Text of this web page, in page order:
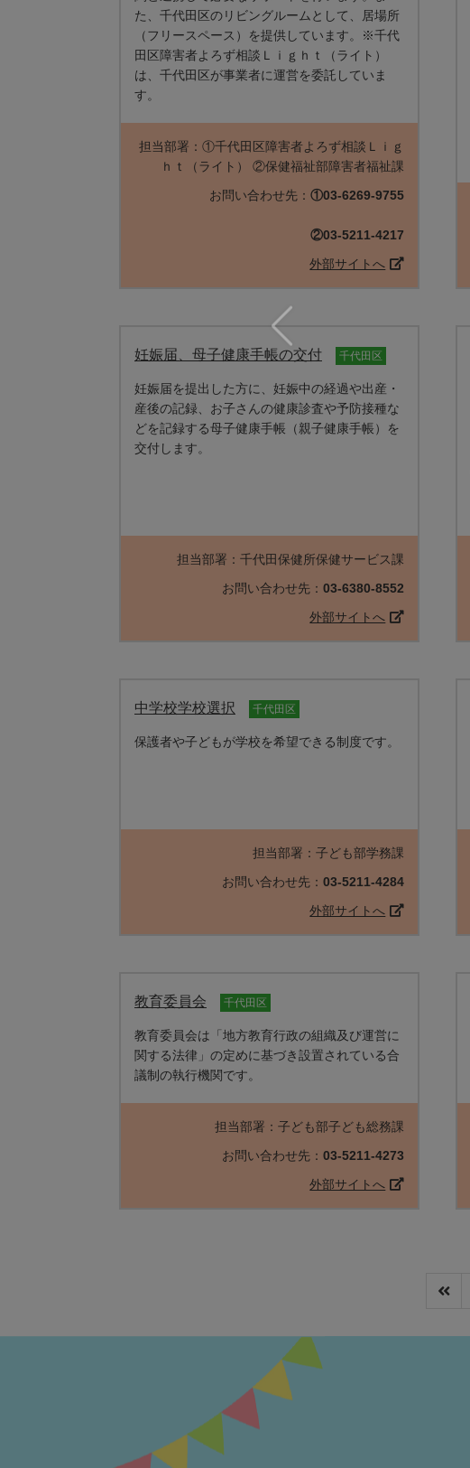
た、千代田区のリビングルームとして、居場所
（フリースペース）を提供しています。※千代
田区障害者よろず相談Ｌｉｇｈｔ（ライト）
は、千代田区が事業者に運営を委託していま
す。
担当部署：①千代田区障害者よろず相談Ｌｉｇ
ｈｔ（ライト） ②保健福祉部障害者福祉課
お問い合わせ先：①03-6269-9755
②03-5211-4217
外部サイトへ
妊娠届、母子健康手帳の交付 千代田区
妊娠届を提出した方に、妊娠中の経過や出産・
産後の記録、お子さんの健康診査や予防接種な
どを記録する母子健康手帳（親子健康手帳）を
交付します。
担当部署：千代田保健所保健サービス課
お問い合わせ先：03-6380-8552
外部サイトへ
中学校学校選択 千代田区
保護者や子どもが学校を希望できる制度です。
担当部署：子ども部学務課
お問い合わせ先：03-5211-4284
外部サイトへ
教育委員会 千代田区
教育委員会は「地方教育行政の組織及び運営に
関する法律」の定めに基づき設置されている合
議制の執行機関です。
担当部署：子ども部子ども総務課
お問い合わせ先：03-5211-4273
外部サイトへ